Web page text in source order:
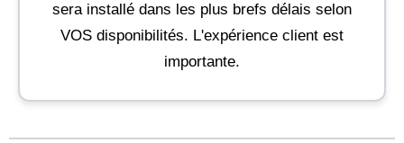
sera installé dans les plus brefs délais selon
VOS disponibilités. L'expérience client est
importante.